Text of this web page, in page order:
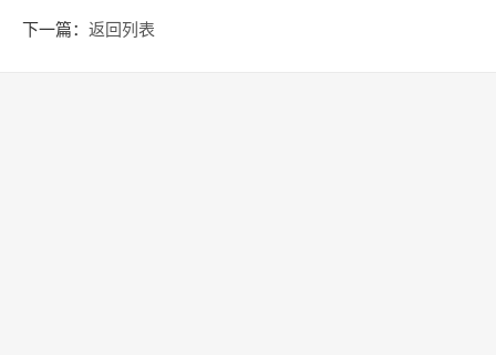
下一篇： 返回列表